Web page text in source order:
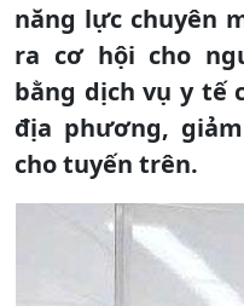
năng lực chuyên
ra cơ hội cho
bằng dịch vụ y tế
địa phương,
cho tuyến trên.